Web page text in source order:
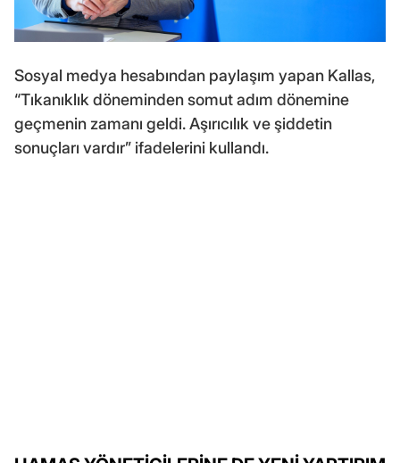
Sosyal medya hesabından paylaşım yapan Kallas,
“Tıkanıklık döneminden somut adım dönemine
geçmenin zamanı geldi. Aşırıcılık ve şiddetin
sonuçları vardır” ifadelerini kullandı.